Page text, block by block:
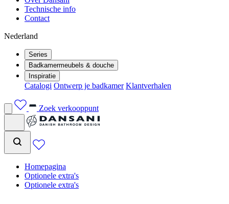
Technische info
Contact
Nederland
Series
Badkamermeubels & douche
Inspiratie
Catalogi Ontwerp je badkamer Klantverhalen
Zoek verkooppunt
Homepagina
Optionele extra's
Optionele extra's